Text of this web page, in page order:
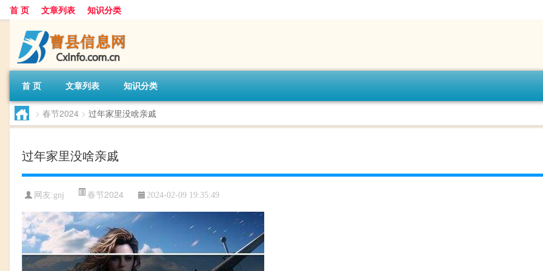
首 页 文章列表 知识分类
首 页 文章列表 知识分类
> 春节2024 > 过年家里没啥亲戚
过年家里没啥亲戚
网友:gnj 春节2024 2024-02-09 19:35:49